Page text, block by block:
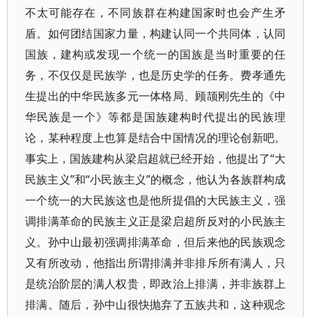
不太可能存在，不同族群在构建国家时也会产生矛
盾。如何团结国家力量，构建认同一个共同体，认同
国族，建构或发现一个统一的国族是当时重要的任
务，不仅仅是民族学，也是历史学的任务。费孝通先
生提出的中华民族多元一体格局、顾颉刚先生的《中
华民族是一个》等都是国族建构时代提出的民族理
论，某种程度上也算是结合中国情况的理论创新吧。
事实上，国族建构从梁启超就已经开始，他提出了“大
民族主义”和“小民族主义”的概念，他认为各族群构成
一个统一的大民族这也是他所提倡的大民族主义，强
调排满革命的民族主义正是梁启超所反对的小民族主
义。孙中山最初强调排满革命，但后来他的民族观念
又有所改动，他指出所谓排满并非排斥所有满人，只
是统治阶层的满人权贵，即政治上排满，并非族群上
排满。随后，孙中山很快抛弃了五族共和，这种观念